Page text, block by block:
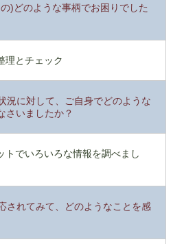
)どのような事柄でお困りでした
理とチェック
況に対して、ご自身でどのような
さいましたか？
トでいろいろな情報を調べまし
されてみて、どのようなことを感